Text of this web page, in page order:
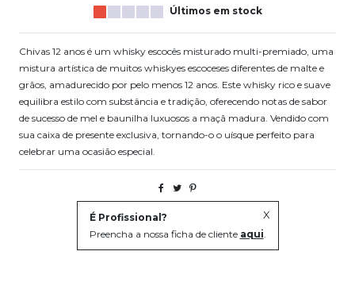
Últimos em stock
Chivas 12 anos é um whisky escocês misturado multi-premiado, uma
mistura artística de muitos whiskyes escoceses diferentes de malte e
grãos, amadurecido por pelo menos 12 anos. Este whisky rico e suave
equilibra estilo com substância e tradição, oferecendo notas de sabor
de sucesso de mel e baunilha luxuosos a maçã madura. Vendido com
sua caixa de presente exclusiva, tornando-o o uísque perfeito para
celebrar uma ocasião especial.
É Profissional?
Preencha a nossa ficha de cliente aqui
X